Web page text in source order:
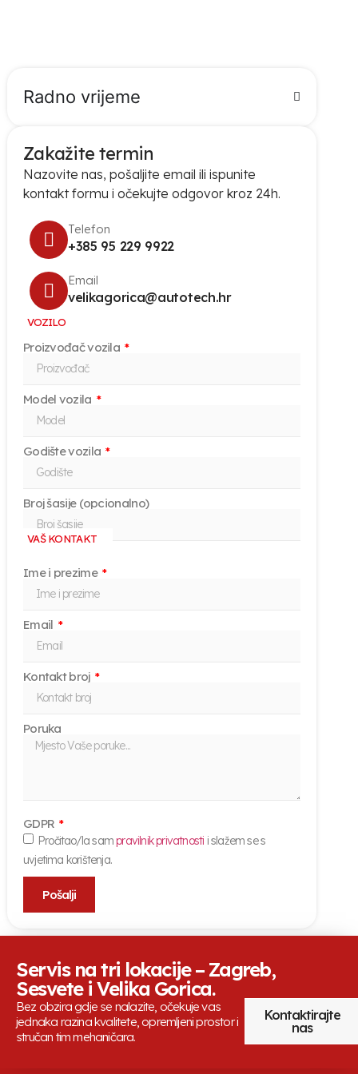
Radno vrijeme
Zakažite termin
Nazovite nas, pošaljite email ili ispunite
kontakt formu i očekujte odgovor kroz 24h.
Telefon
+385 95 229 9922
Email
velikagorica@autotech.hr
VOZILO
Proizvođač vozila
Model vozila
Godište vozila
Broj šasije (opcionalno)
VAŠ KONTAKT
Ime i prezime
Email
Kontakt broj
Poruka
GDPR
Pročitao/la sampravilnik privatnosti i slažem se s
uvjetima korištenja.
Pošalji
Servis na tri lokacije – Zagreb,
Sesvete i Velika Gorica.
Bez obzira gdje se nalazite, očekuje vas
jednaka razina kvalitete, opremljeni prostor i
stručan tim mehaničara.
Kontaktirajte
nas